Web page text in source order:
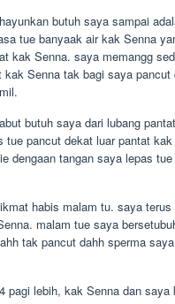
butuh saya sampai
tue banyaak air kak Senna
kak Senna. saya memangg
kak Senna tak bagi saya
butuh saya dari lubang
tue pancut dekat luar pantat
dengaan tangan saya lepas
habis malam tu. saya terus
malam tue saya
tak pancut dahh sperma
pagi lebih, kak Senna dan